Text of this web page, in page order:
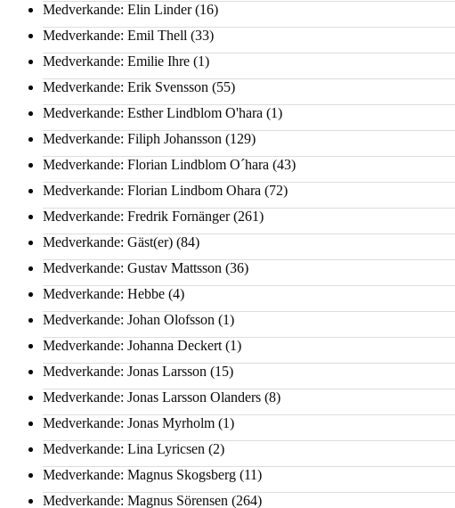
Medverkande: Elin Linder(16)
Medverkande: Emil Thell (33)
Medverkande: Emilie Ihre (1)
Medverkande: Erik Svensson (55)
Medverkande: Esther Lindblom O'hara (1)
Medverkande: Filiph Johansson (129)
Medverkande: Florian Lindblom O´hara (43)
Medverkande: Florian Lindbom Ohara (72)
Medverkande: Fredrik Fornänger(261)
Medverkande: Gäst(er) (84)
Medverkande: Gustav Mattsson (36)
Medverkande: Hebbe (4)
Medverkande: Johan Olofsson (1)
Medverkande: Johanna Deckert (1)
Medverkande: Jonas Larsson (15)
Medverkande: Jonas Larsson Olanders (8)
Medverkande: Jonas Myrholm (1)
Medverkande: Lina Lyricsen (2)
Medverkande: Magnus Skogsberg (11)
Medverkande: Magnus Sörensen (264)